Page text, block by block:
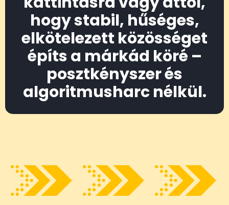
hogy stabil, hűséges,
elkötelezett közösséget
építs a márkád köré –
posztkényszer és
algoritmusharc nélkül.